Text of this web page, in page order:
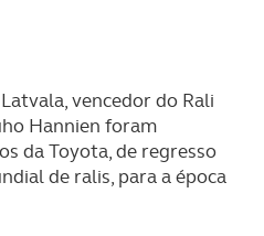
vencedor do Rali
Hannien foram
da Toyota, de regresso
de ralis, para a época